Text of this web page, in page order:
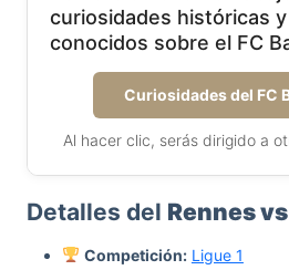
curiosidades históricas
conocidos sobre el FC
Curiosidades del FC
Al hacer clic, serás dirigido a
Detalles del Rennes vs
Competición: Ligue 1